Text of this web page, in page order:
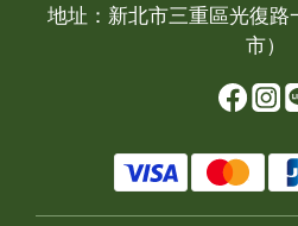
地址：新北市三重區光復
市）